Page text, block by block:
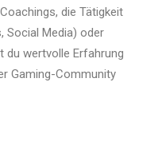
die Tätigkeit
Social Media) oder
du wertvolle Erfahrung
Gaming-Community